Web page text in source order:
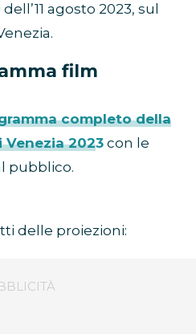
agosto 2023, sul
film
completo della
Venezia 2023 con le
pubblico.
delle proiezioni: